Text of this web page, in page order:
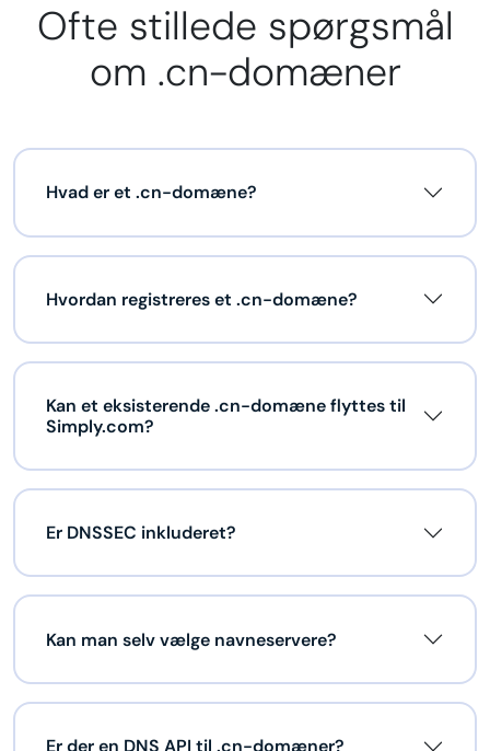
Ofte stillede spørgsmål
om .cn-domæner
Hvad er et .cn-domæne?
Hvordan registreres et .cn-domæne?
Kan et eksisterende .cn-domæne flyttes til
Simply.com?
Er DNSSEC inkluderet?
Kan man selv vælge navneservere?
Er der en DNS API til .cn-domæner?